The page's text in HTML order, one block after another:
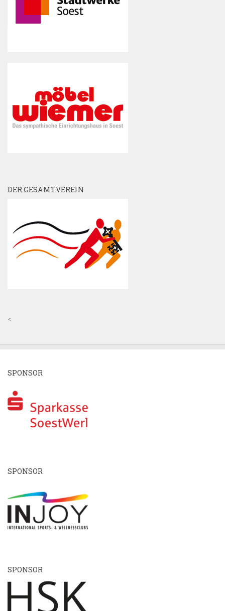
DER GESAMTVEREIN
<
SPONSOR
SPONSOR
SPONSOR